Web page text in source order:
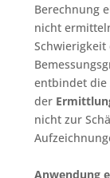
Berechnung
nicht
entbindet die
der
nicht zur
Anwendung